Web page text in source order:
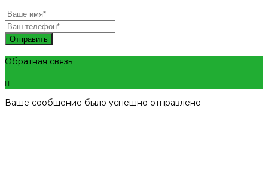
Отправить
Обратная связь
Ваше сообщение было успешно отправлено